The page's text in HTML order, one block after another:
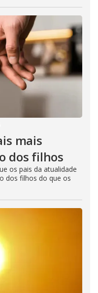
mais
dos filhos
os pais da atualidade
dos filhos do que os